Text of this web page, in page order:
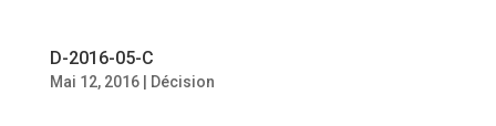
D-2016-05-C
Mai 12, 2016| Décision